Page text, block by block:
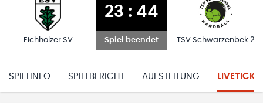
Eichholzer SV
23 : 44
Spiel beendet TSV Schwarzenbek 2
SPIELINFO SPIELBERICHT AUFSTELLUNG